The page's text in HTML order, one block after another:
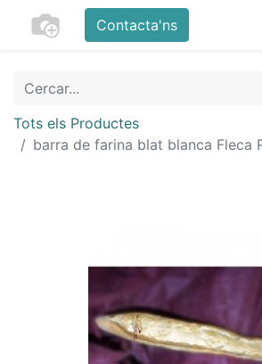
Contacta'ns
Tots els Productes
barra de farina blat blanca Fleca